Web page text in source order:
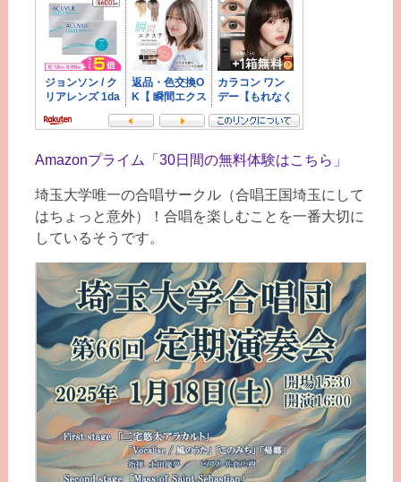
Amazonプライム「30日間の無料体験はこちら」
埼玉大学唯一の合唱サークル（合唱王国埼玉にして
はちょっと意外）！合唱を楽しむことを一番大切に
しているそうです。